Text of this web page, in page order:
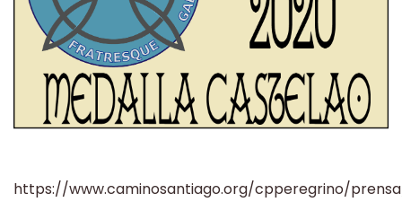
https://www.caminosantiago.org/cpperegrino/